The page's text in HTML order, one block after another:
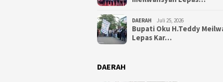
DAERAH Juli 25, 2026
Bupati Oku H.Teddy
Lepas Kar…
DAERAH